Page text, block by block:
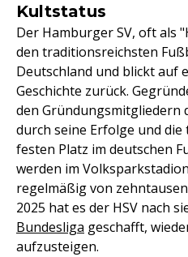
Kultstatus
Der Hamburger SV, oft als
den traditionsreichsten
Deutschland und blickt auf
Geschichte zurück.
den Gründungsmitgliedern
durch seine Erfolge und
festen Platz im deutschen
werden im
regelmäßig von
2025 hat es der HSV nach
Bundesliga geschafft,
aufzusteigen.